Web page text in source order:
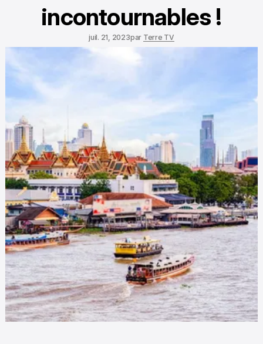
incontournables !
juil. 21, 2023par Terre TV